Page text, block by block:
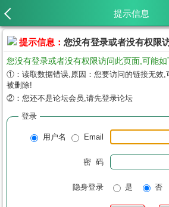
提示信息
提示信息： 您没有登录或者没有权限
您没有登录或者没有权限访问此页面,可能
①：读取数据错误,原因：您要访问的链接无效,
被删除!
②：您还不是论坛会员,请先登录论坛
登录
用户名 Email
密 码
隐身登录 是 否